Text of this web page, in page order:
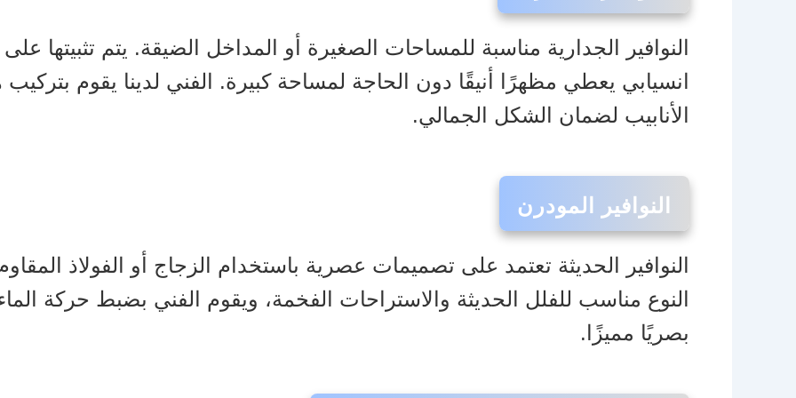
النوافير الجدارية مناسبة للمساحات الصغيرة أو المداخل الضيقة. يتم تثبيتها
انسيابي يعطي مظهرًا أنيقًا دون الحاجة لمساحة كبيرة. الفني لدينا يقوم بتركيب
الأنابيب لضمان الشكل الجمالي.
النوافير المودرن
النوع مناسب للفلل الحديثة والاستراحات الفخمة، ويقوم الفني بضبط حركة
بصريًا مميزًا.